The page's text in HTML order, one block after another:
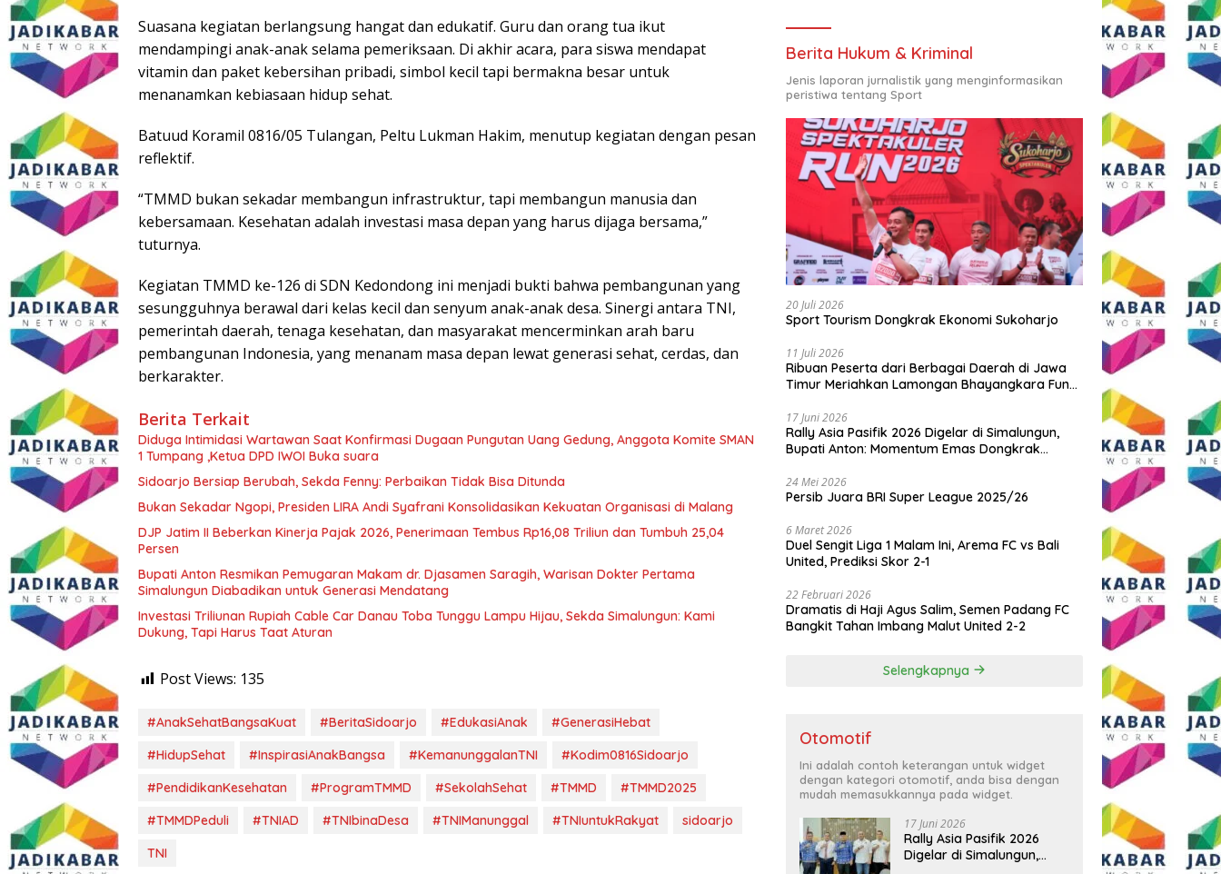
Suasana kegiatan berlangsung hangat dan edukatif. Guru dan orang tua ikut
mendampingi anak-anak selama pemeriksaan. Di akhir acara, para siswa mendapat
vitamin dan paket kebersihan pribadi, simbol kecil tapi bermakna besar untuk
menanamkan kebiasaan hidup sehat.
Batuud Koramil 0816/05 Tulangan, Peltu Lukman Hakim, menutup kegiatan dengan pesan
reflektif.
“TMMD bukan sekadar membangun infrastruktur, tapi membangun manusia dan
kebersamaan. Kesehatan adalah investasi masa depan yang harus dijaga bersama,”
tuturnya.
Kegiatan TMMD ke-126 di SDN Kedondong ini menjadi bukti bahwa pembangunan yang
sesungguhnya berawal dari kelas kecil dan senyum anak-anak desa. Sinergi antara TNI,
pemerintah daerah, tenaga kesehatan, dan masyarakat mencerminkan arah baru
pembangunan Indonesia, yang menanam masa depan lewat generasi sehat, cerdas, dan
berkarakter.
Berita Terkait
Diduga Intimidasi Wartawan Saat Konfirmasi Dugaan Pungutan Uang Gedung, Anggota Komite SMAN
1 Tumpang ,Ketua DPD IWOI Buka suara
Sidoarjo Bersiap Berubah, Sekda Fenny: Perbaikan Tidak Bisa Ditunda
Bukan Sekadar Ngopi, Presiden LIRA Andi Syafrani Konsolidasikan Kekuatan Organisasi di Malang
DJP Jatim II Beberkan Kinerja Pajak 2026, Penerimaan Tembus Rp16,08 Triliun dan Tumbuh 25,04
Persen
Bupati Anton Resmikan Pemugaran Makam dr. Djasamen Saragih, Warisan Dokter Pertama
Simalungun Diabadikan untuk Generasi Mendatang
Investasi Triliunan Rupiah Cable Car Danau Toba Tunggu Lampu Hijau, Sekda Simalungun: Kami
Dukung, Tapi Harus Taat Aturan
Post Views: 135
#AnakSehatBangsaKuat #BeritaSidoarjo #EdukasiAnak
#GenerasiHebat
#HidupSehat
#InspirasiAnakBangsa #KemanunggalanTNI
#Kodim0816Sidoarjo
#PendidikanKesehatan
#ProgramTMMD #SekolahSehat #TMMD
#TMMD2025
#TMMDPeduli
#TNIAD #TNIbinaDesa #TNIManunggal #TNIuntukRakyat
sidoarjo
TNI
Berita Hukum & Kriminal
Jenis laporan jurnalistik yang menginformasikan
peristiwa tentang Sport
20 Juli 2026
Sport Tourism Dongkrak Ekonomi Sukoharjo
11 Juli 2026
Ribuan Peserta dari Berbagai Daerah di Jawa
Timur Meriahkan Lamongan Bhayangkara Fun
17 Juni 2026
Rally Asia Pasifik 2026 Digelar di Simalungun,
Bupati Anton: Momentum Emas Dongkrak
24 Mei 2026
Persib Juara BRI Super League 2025/26
6 Maret 2026
Duel Sengit Liga 1 Malam Ini, Arema FC vs Bali
United, Prediksi Skor 2-1
22 Februari 2026
Dramatis di Haji Agus Salim, Semen Padang FC
Bangkit Tahan Imbang Malut United 2-2
Selengkapnya
Otomotif
Ini adalah contoh keterangan untuk widget
dengan kategori otomotif, anda bisa dengan
mudah memasukkannya pada widget.
17 Juni 2026
Rally Asia Pasifik 2026
Digelar di Simalungun,